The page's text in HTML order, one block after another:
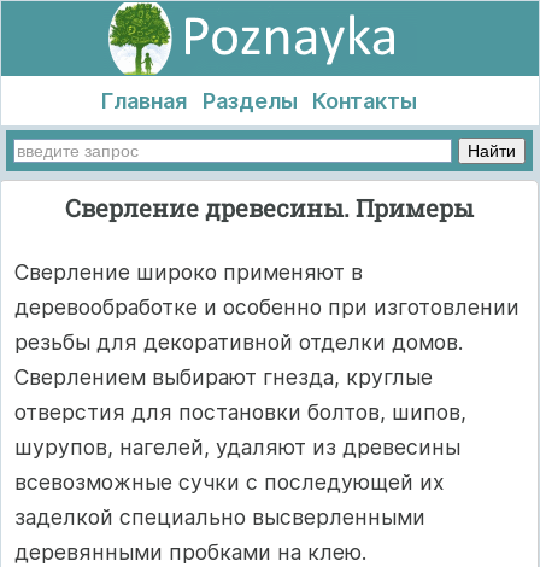
Главная Разделы Контакты
Сверление древесины. Примеры
Сверление широко применяют в
деревообработке и особенно при изготовлении
резьбы для декоративной отделки домов.
Сверлением выбирают гнезда, круглые
отверстия для постановки болтов, шипов,
шурупов, нагелей, удаляют из древесины
всевозможные сучки с последующей их
заделкой специально высверленными
деревянными пробками на клею.